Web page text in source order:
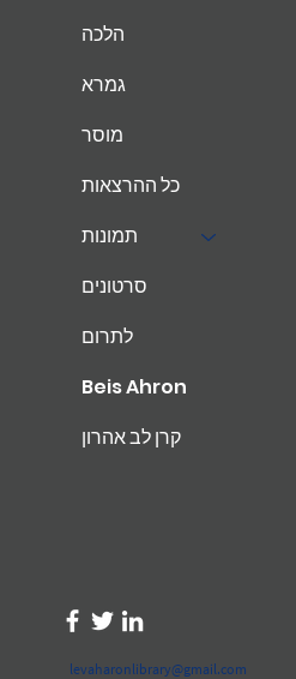
הלכה
גמרא
מוסר
כל ההרצאות
תמונות
סרטונים
לתרום
Beis Ahron
קרן לב אהרון
levaharonlibrary@gmail.com